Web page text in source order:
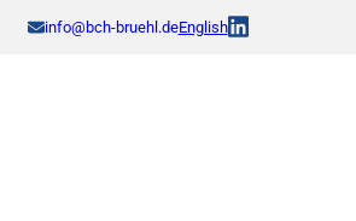
info@bch-bruehl.deEnglish